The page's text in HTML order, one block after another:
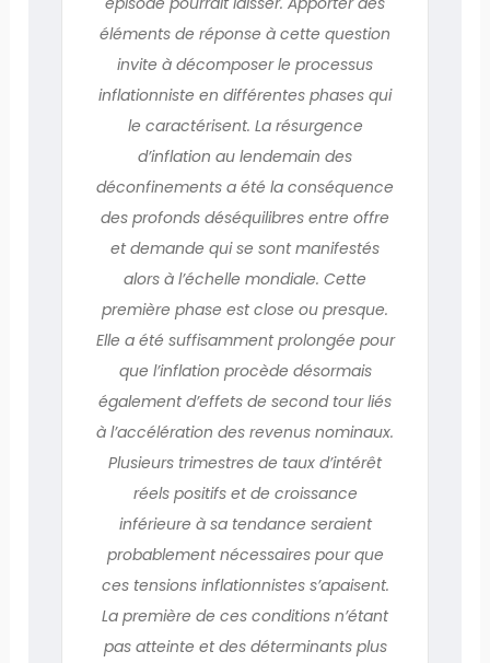
éléments de réponse à cette question
invite à décomposer le processus
inflationniste en différentes phases qui
le caractérisent. La résurgence
d’inflation au lendemain des
déconfinements a été la conséquence
des profonds déséquilibres entre offre
et demande qui se sont manifestés
alors à l’échelle mondiale. Cette
première phase est close ou presque.
Elle a été suffisamment prolongée pour
que l’inflation procède désormais
également d’effets de second tour liés
à l’accélération des revenus nominaux.
Plusieurs trimestres de taux d’intérêt
réels positifs et de croissance
inférieure à sa tendance seraient
probablement nécessaires pour que
ces tensions inflationnistes s’apaisent.
La première de ces conditions n’étant
pas atteinte et des déterminants plus